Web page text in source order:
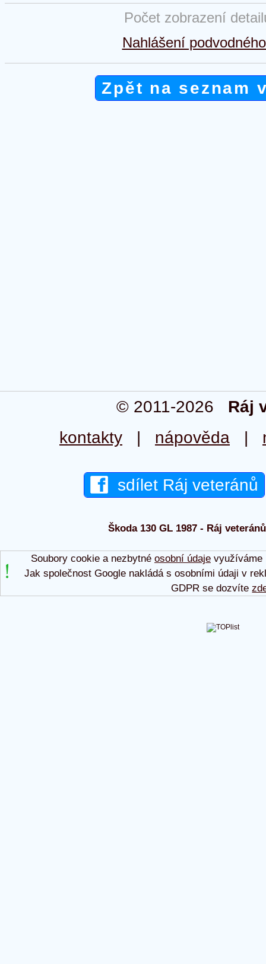
Počet zobrazení
Nahlášení
Zpět na seznam
© 2011-2026 Ráj
kontakty | nápověda |
sdílet Ráj veteránů
Škoda 130 GL 1987 - Ráj
Soubory cookie a nezbytné osobní údajevyužíváme
Jak společnost Google nakládá s osobními údaji v
GDPR se dozvíte